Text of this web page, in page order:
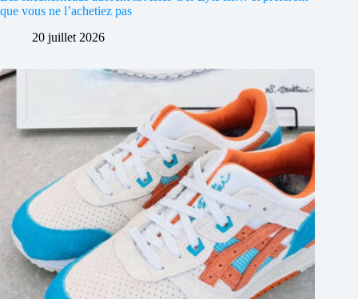
que vous ne l’achetiez pas
20 juillet 2026